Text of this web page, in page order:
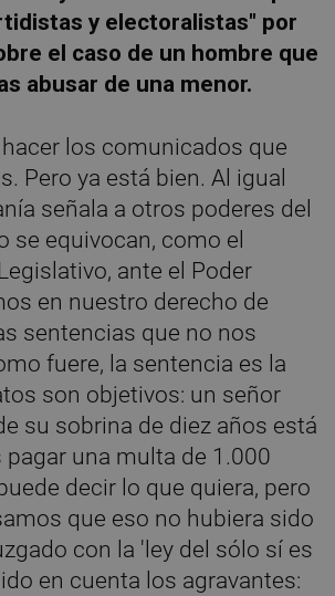
y electoralistas" por
el caso de un hombre que
abusar de una menor.
los comunicados que
Pero ya está bien. Al igual
señala a otros poderes del
se equivocan, como el
ante el Poder
en nuestro derecho de
sentencias que no nos
fuere, la sentencia es la
son objetivos: un señor
su sobrina de diez años está
pagar una multa de 1.000
decir lo que quiera, pero
que eso no hubiera sido
con la 'ley del sólo sí es
en cuenta los agravantes: